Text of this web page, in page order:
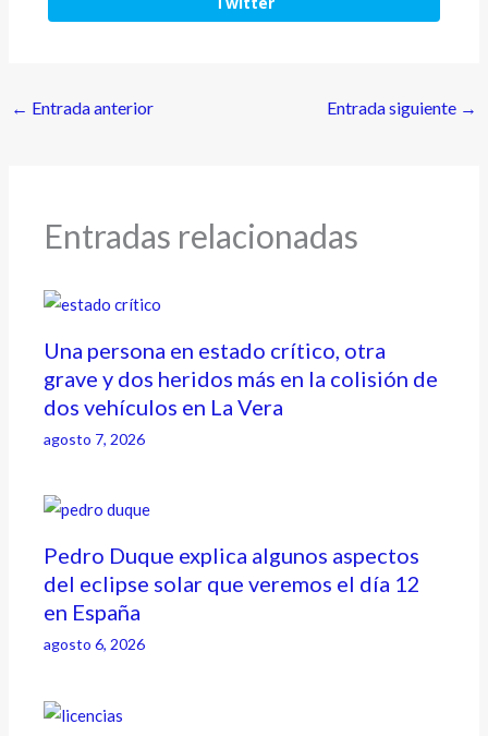
← Entrada anterior Entrada siguiente →
Entradas relacionadas
Una persona en estado crítico, otra
grave y dos heridos más en la colisión de
dos vehículos en La Vera
agosto 7, 2026
Pedro Duque explica algunos aspectos
del eclipse solar que veremos el día 12
en España
agosto 6, 2026